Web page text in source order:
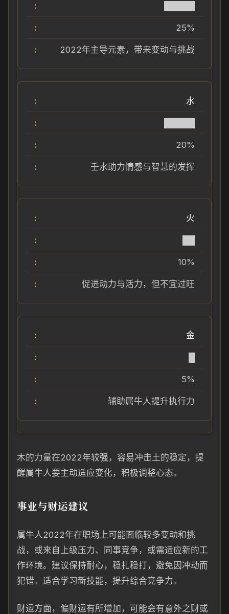
25%
2022年主导元素，带来变动与挑战
水
20%
壬水助力情感与智慧的发挥
火
10%
促进动力与活力，但不宜过旺
金
5%
辅助属牛人提升执行力
木的力量在2022年较强，容易冲击土的稳定，提
醒属牛人要主动适应变化，积极调整心态。
事业与财运建议
属牛人2022年在职场上可能面临较多变动和挑
战，或来自上级压力、同事竞争，或需适应新的工
作环境。建议保持耐心，稳扎稳打，避免因冲动而
犯错。适合学习新技能，提升综合竞争力。
财运方面，偏财运有所增加，可能会有意外之财或